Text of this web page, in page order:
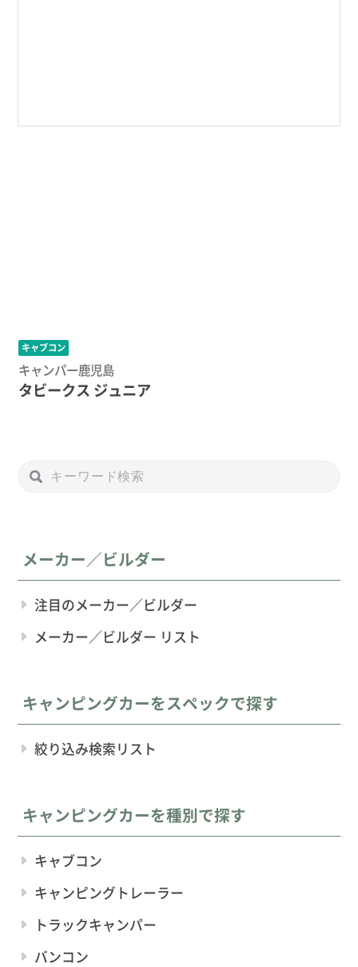
キャブコン
キャンパー鹿児島
タビークス ジュニア
メーカー／ビルダー
注目のメーカー／ビルダー
メーカー／ビルダー リスト
キャンピングカーをスペックで探す
絞り込み検索リスト
キャンピングカーを種別で探す
キャブコン
キャンピングトレーラー
トラックキャンパー
バンコン